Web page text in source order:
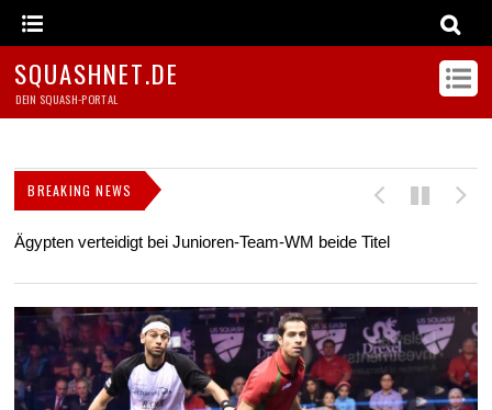
SQUASHNET.DE
DEIN SQUASH-PORTAL
BREAKING NEWS
Ägypten verteidigt bei Junioren-Team-WM beide Titel